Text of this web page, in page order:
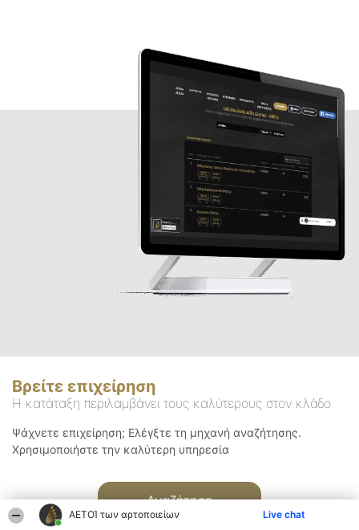
ΑΕΤΟΊ των αρτοποιείων Live chat
Βρείτε επιχείρηση
Η κατάταξη περιλαμβάνει τους καλύτερους στον κλάδο
Ψάχνετε επιχείρηση; Ελέγξτε τη μηχανή αναζήτησης.
Χρησιμοποιήστε την καλύτερη υπηρεσία
Αναζήτηση